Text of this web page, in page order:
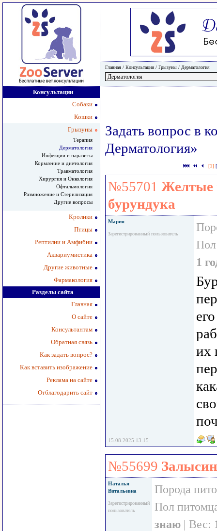
Главная / Консультации / Грызуны / Дерматология
Консультации
Собаки
Кошки
Грызуны
Терапия
Дерматология
Инфекции и паразиты
Кормление и диетология
Травматология
Хирургия и Онкология
Офтальмология
Размножение и Стерилизация
Другие вопросы
Кролики
Птицы
Рептилии и Амфибии
Аквариумистика
Другие животные
Фармакология
Разделы сайта
Главная
О сайте
Консультантам
Обратная связь
Как задать вопрос?
Как вставить изображение
Реклама на сайте
Отблагодарить сайт
Задать вопрос в
Дерматология»
[1]
№55701 Желтые
бурундука
Мария
Зарегистрированный пользователь
1
их
15.08.2025 13:15
№55699
Наталья
Витальевна
Зарегистрированный
пользователь
Порода
Пол
знаю | Вес: